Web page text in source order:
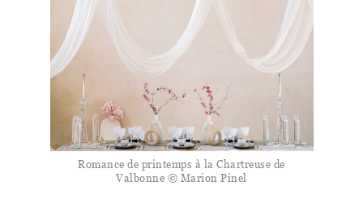
Romance de printemps à la Chartreuse de
Valbonne © Marion Pinel